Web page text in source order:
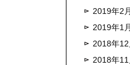
2019年2月
2019年1月
2018年12
2018年11